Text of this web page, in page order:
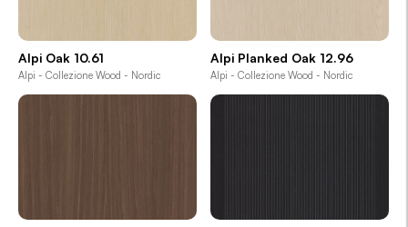
Alpi Oak 10.61
Alpi - Collezione Wood - Nordic
Alpi Planked Oak 12.96
Alpi - Collezione Wood - Nordic